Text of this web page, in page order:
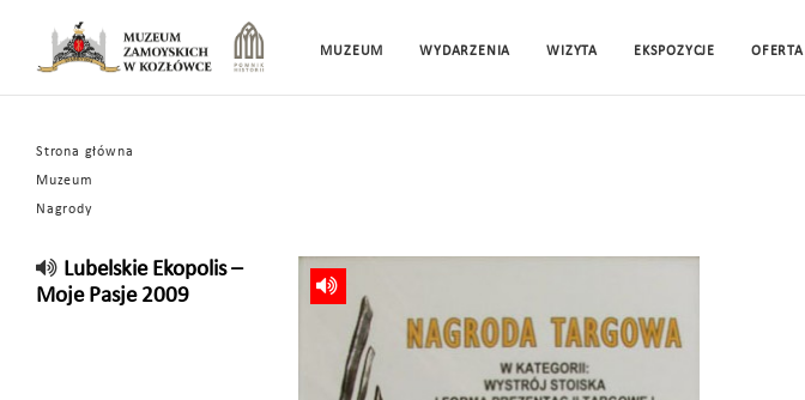
MUZEUM WYDARZENIA WIZYTA EKSPOZYCJE OFERTA
Strona główna
Muzeum
Nagrody
Lubelskie Ekopolis –
Moje Pasje 2009